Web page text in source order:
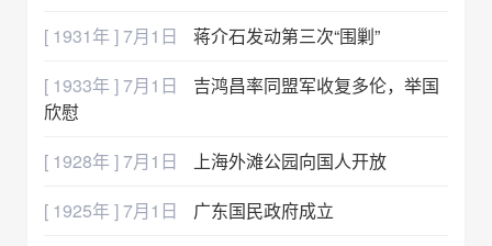
[ 1931年 ] 7月1日
蒋介石发动第三次“围剿”
[ 1933年 ] 7月1日
吉鸿昌率同盟军收复多伦，举国
欣慰
[ 1928年 ] 7月1日
上海外滩公园向国人开放
[ 1925年 ] 7月1日
广东国民政府成立